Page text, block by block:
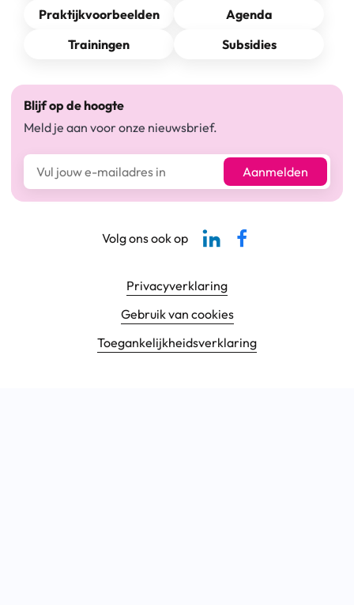
Praktijkvoorbeelden
Agenda
Trainingen
Subsidies
Blijf op de hoogte
Meld je aan voor onze nieuwsbrief.
E-mailadres* Aanmelden
Footer navigatie
Privacyverklaring
Gebruik van cookies
Toegankelijkheids­verklaring
Volg ons ook op
Linkedin-pagina SBCM
Facebook SBCM